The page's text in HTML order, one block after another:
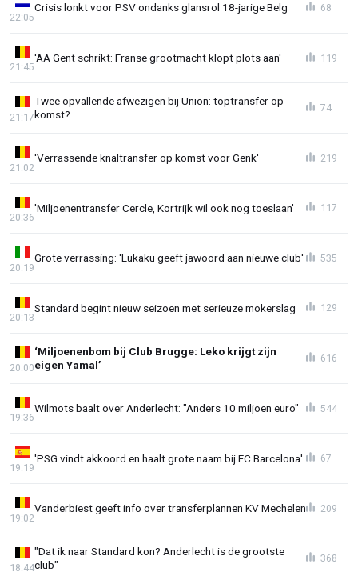
Crisis lonkt voor PSV ondanks glansrol 18-jarige Belg
22:05
68
'AA Gent schrikt: Franse grootmacht klopt plots aan'
21:45
119
Twee opvallende afwezigen bij Union: toptransfer op
komst?
21:17
74
'Verrassende knaltransfer op komst voor Genk'
21:02
219
'Miljoenentransfer Cercle, Kortrijk wil ook nog toeslaan'
20:36
117
Grote verrassing: 'Lukaku geeft jawoord aan nieuwe club'
20:19
535
Standard begint nieuw seizoen met serieuze mokerslag
20:13
129
‘Miljoenenbom bij Club Brugge: Leko krijgt zijn
eigen Yamal’
20:00
616
Wilmots baalt over Anderlecht: "Anders 10 miljoen euro"
19:36
544
'PSG vindt akkoord en haalt grote naam bij FC Barcelona'
19:19
67
Vanderbiest geeft info over transferplannen KV Mechelen
19:02
209
"Dat ik naar Standard kon? Anderlecht is de grootste
club"
18:44
368